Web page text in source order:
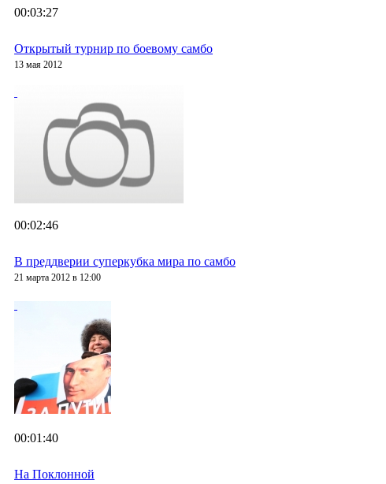
00:03:27
Открытый турнир по боевому самбо
13 мая 2012
00:02:46
В преддверии суперкубка мира по самбо
21 марта 2012 в 12:00
00:01:40
На Поклонной